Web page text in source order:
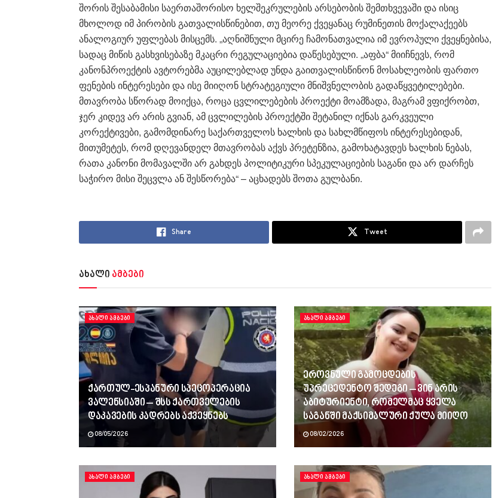
შორის შესაბამისი საერთაშორისო ხელშეკრულების არსებობის შემთხვევაში და ისიც
მხოლოდ იმ პირობის გათვალისწინებით, თუ მეორე ქვეყანაც რუმინეთის მოქალაქეებს
ანალოგიურ უფლებას მისცემს. „აღნიშნული მცირე ჩამონათვალია იმ ევროპული ქვეყნებისა,
სადაც მიწის გასხვისებაზე მკაცრი რეგულაციებია დაწესებული. „აფბა“ მიიჩნევს, რომ
კანონპროექტის ავტორებმა აუცილებლად უნდა გაითვალისწინონ მოსახლეობის ფართო
ფენების ინტერესები და ისე მიიღონ სტრატეგიული მნიშვნელობის გადაწყვეტილებები.
მთავრობა სწორად მოიქცა, როცა ცვლილებების პროექტი მოამზადა, მაგრამ ვფიქრობთ,
ჯერ კიდევ არ არის გვიან, ამ ცვლილების პროექტში შეტანილ იქნას გარკვეული
კორექტივები, გამომდინარე საქართველოს ხალხის და სახლმწიფოს ინტერესებიდან,
მითუმეტეს, რომ დღევანდელ მთავრობას აქვს პრეტენზია, გამოხატავდეს ხალხის ნებას,
რათა კანონი მომავალში არ გახდეს პოლიტიკური სპეკულაციების საგანი და არ დარჩეს
საჭირო მისი შეცვლა ან შესწორება“ – აცხადებს შოთა გულბანი.
Share Tweet
ახალი ამბები
ᲐᲮᲐᲚᲘ ᲐᲛᲑᲔᲑᲘ
ქართულ-ესპანური სპეცოპერაცია
ვალენსიაში – შსს ქართველების
დაკავების კადრებს აქვეყნებს
08/05/2026
ᲐᲮᲐᲚᲘ ᲐᲛᲑᲔᲑᲘ
ეროვნული გამოცდების
უპრეცედენტო შედეგი – ვინ არის
აბიტურიენტი, რომელმაც ყველა
საგანში მაქსიმალური ქულა მიიღო
08/02/2026
ᲐᲮᲐᲚᲘ ᲐᲛᲑᲔᲑᲘ ᲐᲮᲐᲚᲘ ᲐᲛᲑᲔᲑᲘ